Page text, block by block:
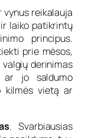
reikalauja
laiko patikrintų
principus.
prie mėsos,
derinimas
jo saldumo
kilmės vietą ar
. Svarbiausias